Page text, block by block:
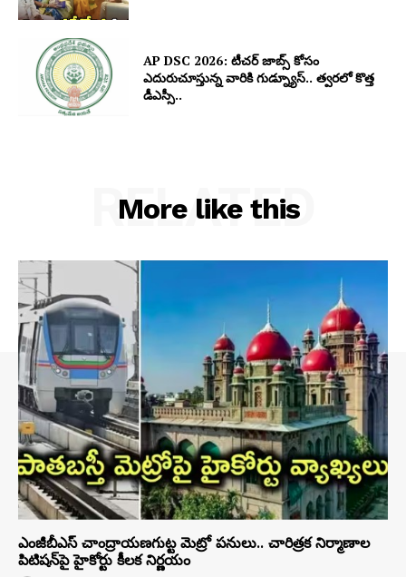
AP DSC 2026: టీచర్ జాబ్స్ కోసం
ఎదురుచూస్తున్న వారికి గుడ్న్యూస్.. త్వరలో కొత్త
డీఎస్సీ..
More like this
RELATED
ఎంజీబీఎస్ చాంద్రాయణగుట్ట మెట్రో పనులు.. చారిత్రక నిర్మాణాల
పిటిషన్‌పై హైకోర్టు కీలక నిర్ణయం